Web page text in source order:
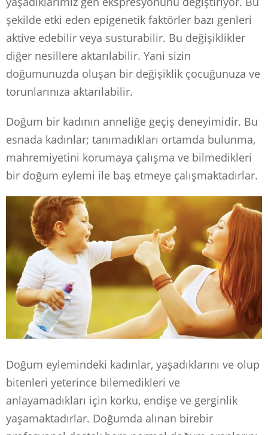
şekilde etki eden epigenetik faktörler bazı genleri
aktive edebilir veya susturabilir. Bu değişiklikler
diğer nesillere aktarılabilir. Yani sizin
doğumunuzda oluşan bir değişiklik çocuğunuza ve
torunlarınıza aktarılabilir.
Doğum bir kadının anneliğe geçiş deneyimidir. Bu
esnada kadınlar; tanımadıkları ortamda bulunma,
mahremiyetini korumaya çalışma ve bilmedikleri
bir doğum eylemi ile baş etmeye çalışmaktadırlar.
Doğum eylemindeki kadınlar, yaşadıklarını ve olup
bitenleri yeterince bilemedikleri ve
anlayamadıkları için korku, endişe ve gerginlik
yaşamaktadırlar. Doğumda alınan birebir